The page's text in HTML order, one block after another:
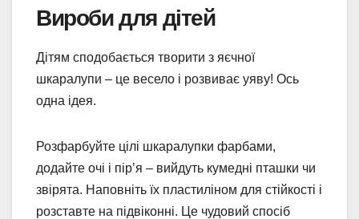
Вироби для дітей
Дітям сподобається творити з яєчної
шкаралупи – це весело і розвиває уяву! Ось
одна ідея.
Розфарбуйте цілі шкаралупки фарбами,
додайте очі і пір’я – вийдуть кумедні пташки чи
звірята. Наповніть їх пластиліном для стійкості і
розставте на підвіконні. Це чудовий спосіб